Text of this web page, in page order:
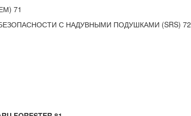
71
С НАДУВНЫМИ ПОДУШКАМИ (SRS) 72